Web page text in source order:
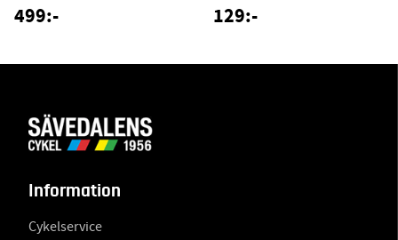
499:- 129:-
Information
Cykelservice